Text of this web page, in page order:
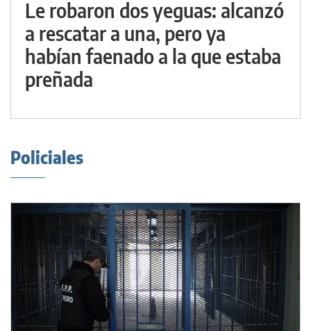
Le robaron dos yeguas: alcanzó
a rescatar a una, pero ya
habían faenado a la que estaba
preñada
Policiales